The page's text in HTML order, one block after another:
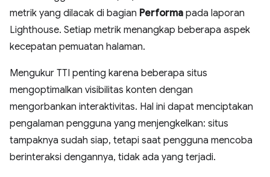
metrik yang dilacak di bagian Performa pada laporan
Lighthouse. Setiap metrik menangkap beberapa aspek
kecepatan pemuatan halaman.
Mengukur TTI penting karena beberapa situs
mengoptimalkan visibilitas konten dengan
mengorbankan interaktivitas. Hal ini dapat menciptakan
pengalaman pengguna yang menjengkelkan: situs
tampaknya sudah siap, tetapi saat pengguna mencoba
berinteraksi dengannya, tidak ada yang terjadi.